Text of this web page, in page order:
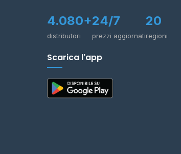
4.080+
distributori
24/7
prezzi aggiornati
20
regioni
Scarica l'app